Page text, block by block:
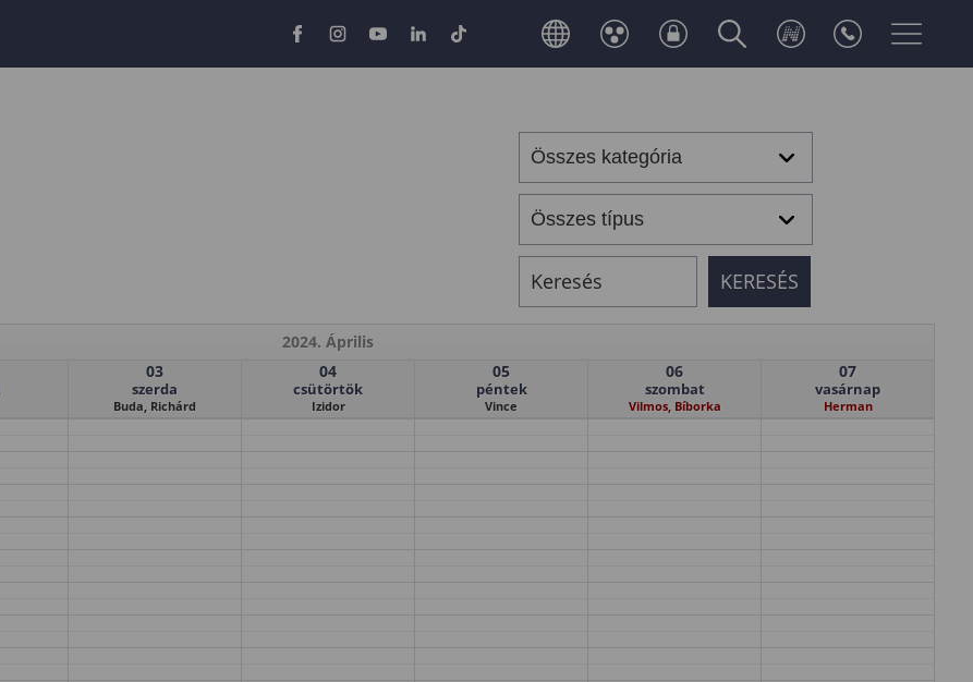
2024. Április
03
szerda
Buda, Richárd
04
csütörtök
Izidor
05
péntek
Vince
06
szombat
Vilmos, Bíborka
07
vasárnap
Herman